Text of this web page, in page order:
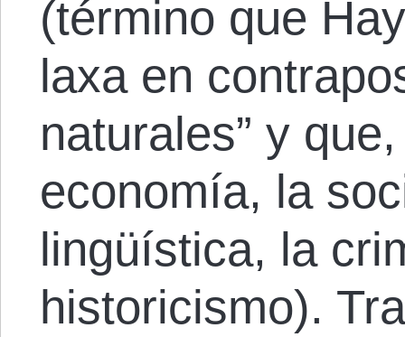
(término que
laxa en
naturales” y
economía, la
lingüística, la
historicismo).